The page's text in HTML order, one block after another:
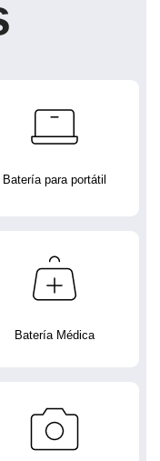
Batería para portátil
Batería Médica